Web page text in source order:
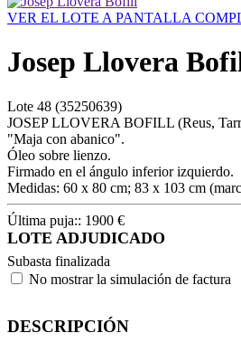
VER EL LOTE A PANTALLA
Josep Llovera
Lote 48 (35250639)
JOSEP LLOVERA BOFILL (Reus,
"Maja con abanico".
Óleo sobre lienzo.
Firmado en el ángulo inferior izquierdo.
Medidas: 60 x 80 cm; 83 x 103 cm
Última puja:: 1900 €
LOTE ADJUDICADO
Subasta finalizada
No mostrar la simulación de factura
DESCRIPCIÓN